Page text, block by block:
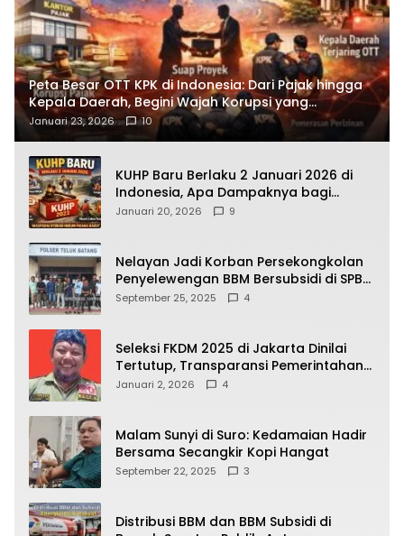
Peta Besar OTT KPK di Indonesia: Dari Pajak hingga
Kepala Daerah, Begini Wajah Korupsi yang
Terbongkar
Januari 23, 2026 10
KUHP Baru Berlaku 2 Januari 2026 di
Indonesia, Apa Dampaknya bagi
Kehidupan Warga? Ini Aturan Kunci
Januari 20, 2026 9
Nelayan Jadi Korban Persekongkolan
Penyelewengan BBM Bersubsidi di SPBU
64.78809 Teluk Batang
September 25, 2025 4
Seleksi FKDM 2025 di Jakarta Dinilai
Tertutup, Transparansi Pemerintahan
Pramono–Rano Dipertanyakan
Januari 2, 2026 4
Malam Sunyi di Suro: Kedamaian Hadir
Bersama Secangkir Kopi Hangat
September 22, 2025 3
Distribusi BBM dan BBM Subsidi di